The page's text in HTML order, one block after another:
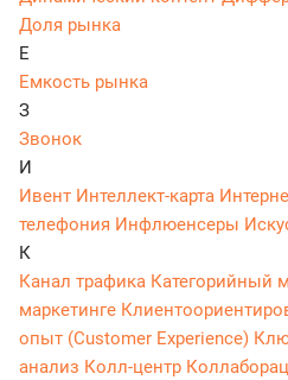
Доля рынка
Е
Емкость рынка
З
Звонок
И
Ивент Интеллект-карта
телефония Инфлюенсеры
К
Канал трафика Категорийный
маркетинге
опыт (Customer Experience)
анализ Колл-центр